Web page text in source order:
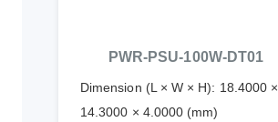
PWR-PSU-100W-DT01
Dimension (L × W × H): 18.4000 ×
14.3000 × 4.0000 (mm)